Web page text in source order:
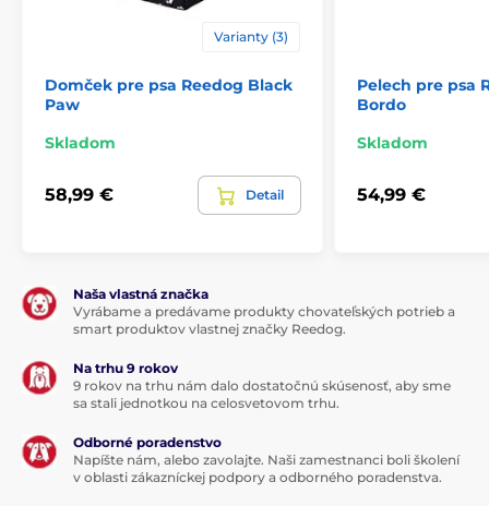
Varianty (3)
Domček pre psa Reedog Black
Paw
Skladom
58,99 € Detail
Pelech pre psa
Bordo
Skladom
54,99 €
Naša vlastná značka
Vyrábame a predávame produkty chovateľských potrieb a
smart produktov vlastnej značky Reedog.
Na trhu 9 rokov
9 rokov na trhu nám dalo dostatočnú skúsenosť, aby sme
sa stali jednotkou na celosvetovom trhu.
Odborné poradenstvo
Napíšte nám, alebo zavolajte. Naši zamestnanci boli školení
v oblasti zákazníckej podpory a odborného poradenstva.